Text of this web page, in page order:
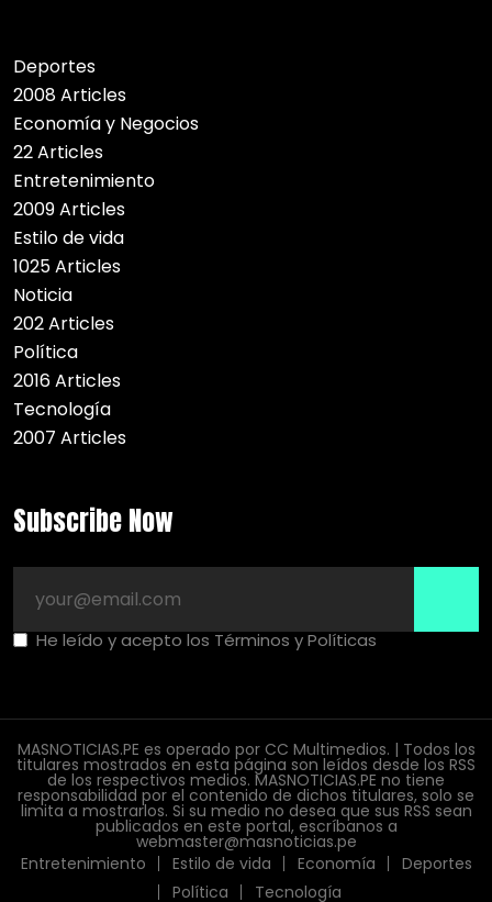
Deportes
2008 Articles
Economía y Negocios
22 Articles
Entretenimiento
2009 Articles
Estilo de vida
1025 Articles
Noticia
202 Articles
Política
2016 Articles
Tecnología
2007 Articles
Subscribe Now
He leído y acepto los Términos y Políticas
MASNOTICIAS.PE es operado por CC Multimedios. | Todos los
titulares mostrados en esta página son leídos desde los RSS
de los respectivos medios. MASNOTICIAS.PE no tiene
responsabilidad por el contenido de dichos titulares, solo se
limita a mostrarlos. Si su medio no desea que sus RSS sean
publicados en este portal, escríbanos a
webmaster@masnoticias.pe
Entretenimiento
Estilo de vida Economía
Deportes
Política
Tecnología